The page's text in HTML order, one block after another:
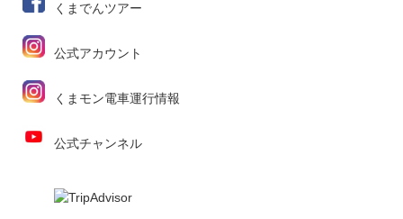
くまでんツアー
公式アカウント
くまモン電車運行情報
公式チャンネル